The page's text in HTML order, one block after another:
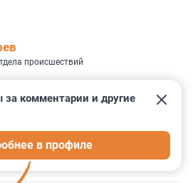
происшествий
56
за комментарии и другие
в профиле